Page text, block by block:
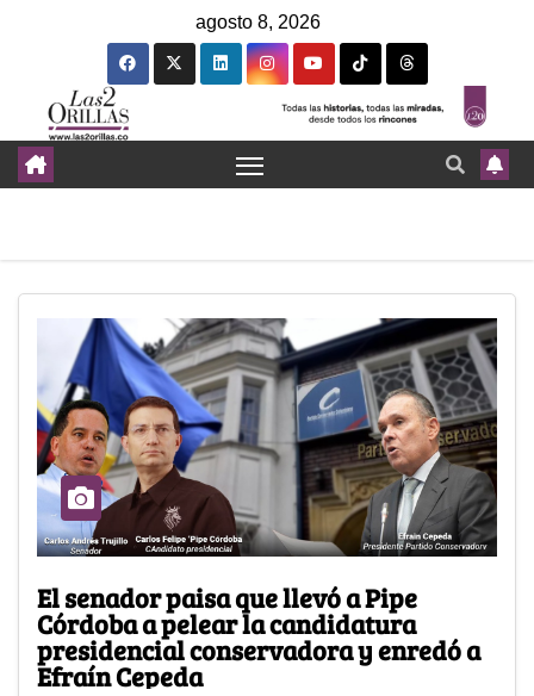
agosto 8, 2026
El senador paisa que llevó a Pipe
Córdoba a pelear la candidatura
presidencial conservadora y enredó a
Efraín Cepeda